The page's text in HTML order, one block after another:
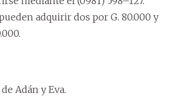
adquirir dos por G. 80.000 y
Adán y Eva.